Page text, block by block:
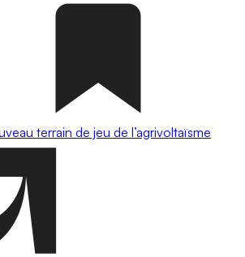
terrain de jeu de l’agrivoltaïsme